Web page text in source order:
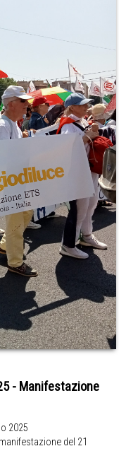
- Manifestazione
2025
del 21